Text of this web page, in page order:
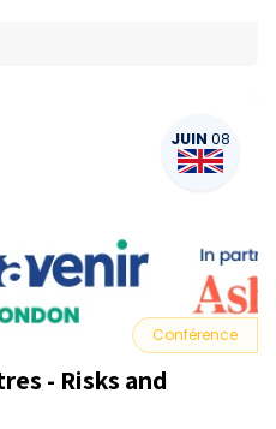
JUIN 08
- Risks and
Conférence